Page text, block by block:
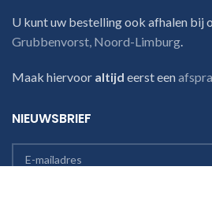
U kunt uw bestelling ook afhalen bij
Grubbenvorst, Noord-Limburg
Maak hiervoor altijd eerst een
NIEUWSBRIEF